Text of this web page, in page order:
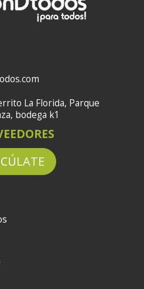
La Florida, Parque
bodega k1